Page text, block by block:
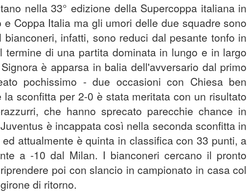
nella 33° edizione della Supercoppa italiana in
Coppa Italia ma gli umori delle due squadre sono
infatti, sono reduci dal pesante tonfo in
termine di una partita dominata in lungo e in largo
è apparsa in balia dell'avversario dal primo
pochissimo - due occasioni con Chiesa ben
sconfitta per 2-0 è stata meritata con un risultato
che hanno sprecato parecchie chance in
è incappata così nella seconda sconfitta in
attualmente è quinta in classifica con 33 punti, a
a -10 dal Milan. I bianconeri cercano il pronto
poi con slancio in campionato in casa col
di ritorno.